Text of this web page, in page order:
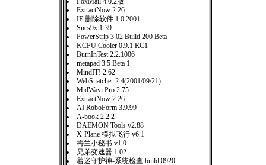
ExtractNow 2.26
IE 删除软件 1.0.2001
Snes9x 1.39
PowerStrip 3.02 Build 200 Beta
KCPU Cooler 0.9.1 RC1
BurnInTest 2.2.1006
metapad 3.5 Beta 1
MindIT! 2.62
WebSnatcher 2.4(2001/09/21)
MidWavi Pro 2.75
ExtractNow 2.26
AI RoboForm 3.9.99
A-book 2.2.2
DAEMON Tools v2.88
X-Plane 模拟飞行 v6.1
梅兰小秘书 v1.0
兄弟变速器 1.02
着迷守护神-系统检查 build 0920